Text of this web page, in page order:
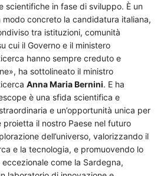
scientifiche in fase di sviluppo. È un
concreto la candidatura italiana,
tra istituzioni, comunità
cui il Governo e il ministero
hanno sempre creduto e
ha sottolineato il ministro
Anna Maria Bernini. E ha
è una sfida scientifica e
e un’opportunità unica per
proietta il nostro Paese nel futuro
dell’universo, valorizzando il
e la tecnologia, e promuovendo lo
come la Sardegna,